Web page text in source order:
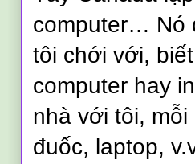
computer… Nó
tôi chới với,
computer hay
nhà với tôi, mỗi
đuốc, laptop,